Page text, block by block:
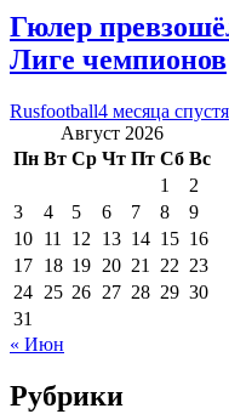
Гюлер
Лиге чемпионов
Rusfootball4 месяца спустя
Август 2026
Пн Вт Ср Чт Пт Сб Вс
1
2
3
4 5 6 7 8
9
10 11 12 13 14 15 16
17 18 19 20 21 22 23
24 25 26 27 28 29 30
31
« Июн
Рубрики